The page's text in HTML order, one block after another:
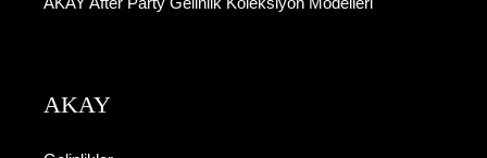
AKAY